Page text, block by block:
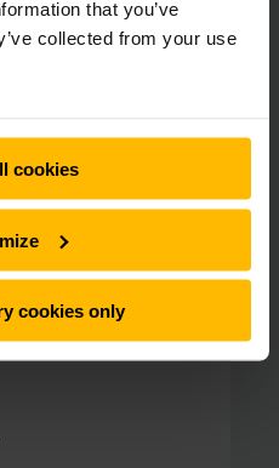
that you’ve
collected from your use
cookies
cookies only
hvilken truck du
online